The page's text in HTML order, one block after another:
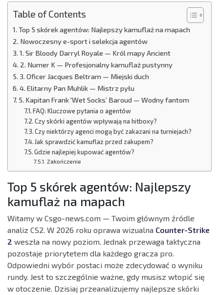
Table of Contents
Top 5 skórek agentów: Najlepszy kamuflaż na mapach
Nowoczesny e-sport i selekcja agentów
1. Sir Bloody Darryl Royale — Król mapy Ancient
2. Numer K — Profesjonalny kamuflaż pustynny
3. Oficer Jacques Beltram — Miejski duch
4. Elitarny Pan Muhlik — Mistrz pyłu
5. Kapitan Frank 'Wet Socks’ Baroud — Wodny fantom
FAQ: Kluczowe pytania o agentów
Czy skórki agentów wpływają na hitboxy?
Czy niektórzy agenci mogą być zakazani na turniejach?
Jak sprawdzić kamuflaż przed zakupem?
Gdzie najlepiej kupować agentów?
Zakończenie
Top 5 skórek agentów: Najlepszy
kamuflaż na mapach
Witamy w Csgo-news.com — Twoim głównym źródle
analiz CS2. W 2026 roku oprawa wizualna Counter-Strike
2 weszła na nowy poziom. Jednak przewaga taktyczna
pozostaje priorytetem dla każdego gracza pro.
Odpowiedni wybór postaci może zdecydować o wyniku
rundy. Jest to szczególnie ważne, gdy musisz wtopić się
w otoczenie. Dzisiaj przeanalizujemy najlepsze skórki